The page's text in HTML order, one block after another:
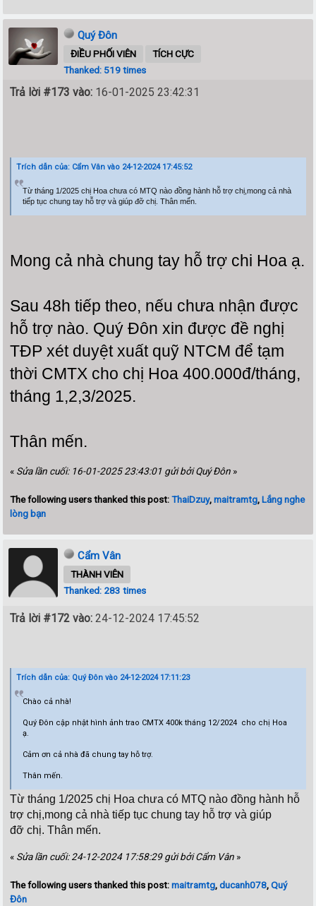
Quý Đôn
ĐIỀU PHỐI VIÊN
TÍCH CỰC
Thanked: 519 times
Trả lời #173 vào: 16-01-2025 23:42:31
Trích dẫn của: Cẩm Vân vào 24-12-2024 17:45:52
Từ tháng 1/2025chị Hoa chưa cóMTQ nào đồng hành hỗ trợ chị, mong cả nhà
tiếp tục chung tay hỗ trợ và giúp đỡchị. Thân mến.
Mong cả nhà chung tay hỗ trợ chi Hoa ạ.
Sau 48h tiếp theo, nếu chưa nhận được
hỗ trợ nào. Quý Đôn xin được đề nghị
TĐP xét duyệt xuất quỹ NTCM để tạm
thời CMTX cho chị Hoa 400.000đ/tháng,
tháng 1,2,3/2025.
Thân mến.
« Sửa lần cuối: 16-01-2025 23:43:01 gửi bởi Quý Đôn »
The following users thanked this post:ThaiDzuy,maitramtg,Lắng nghe
lòng bạn
Cẩm Vân
THÀNH VIÊN
Thanked: 283 times
Trả lời #172 vào: 24-12-2024 17:45:52
Trích dẫn của: Quý Đôn vào 24-12-2024 17:11:23
Chào cả nhà!
Quý Đôn cập nhật hình ảnh trao CMTX 400k tháng 12/2024 cho chị Hoa
ạ.
Cảm ơn cả nhà đã chung tay hỗ trợ.
Thân mến.
Từ tháng 1/2025 chị Hoa chưa có MTQ nào đồng hành hỗ
trợ chị,mong cả nhà tiếp tục chung tay hỗ trợ và giúp
đỡ chị. Thân mến.
« Sửa lần cuối: 24-12-2024 17:58:29 gửi bởi Cẩm Vân »
The following users thanked this post:maitramtg,ducanh078,Quý
Đôn